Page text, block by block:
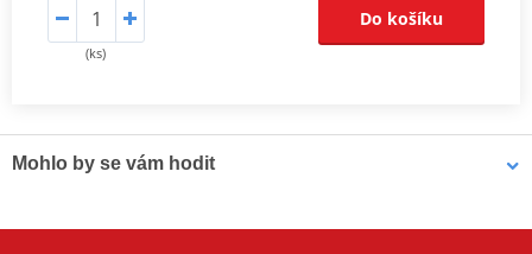
(ks)
Do košíku
Mohlo by se vám hodit